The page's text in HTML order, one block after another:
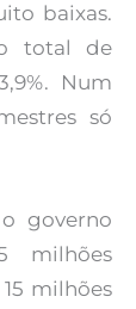
baixas.
total de
Num
só
governo
milhões
milhões